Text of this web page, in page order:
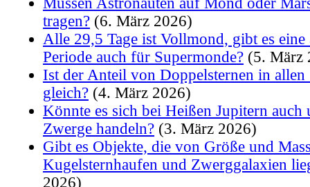
tragen? (6. März 2026)
Alle 29,5 Tage ist Vollmond, gibt es eine
Periode auch für Supermonde? (5. März
Ist der Anteil von Doppelsternen in allen
gleich? (4. März 2026)
Könnte es sich bei Heißen Jupitern auch
Zwerge handeln? (3. März 2026)
Gibt es Objekte, die von Größe und
Kugelsternhaufen und Zwerggalaxien
2026)